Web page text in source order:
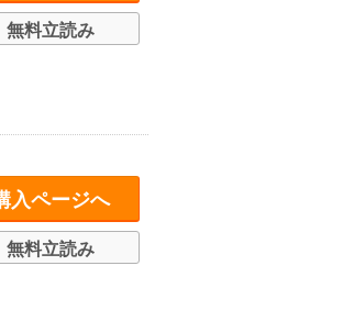
無料立読み
入ページへ
無料立読み